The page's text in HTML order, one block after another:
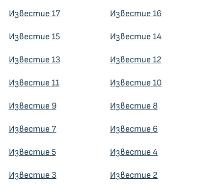
Известие 17 Известие 16
Известие 15 Известие 14
Известие 13 Известие 12
Известие 11 Известие 10
Известие 9 Известие 8
Известие 7 Известие 6
Известие 5 Известие 4
Известие 3 Известие 2